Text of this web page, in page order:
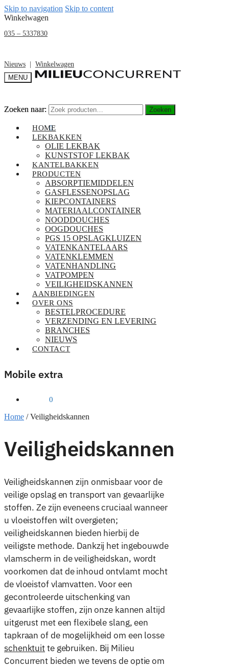
Skip to navigation Skip to content
Winkelwagen
035 – 5337830
Nieuws
Winkelwagen
MENU
Zoeken naar: Zoeken
0,00 0
Zoeken naar: Zoeken
HOME
LEKBAKKEN
OLIE LEKBAK
KUNSTSTOF LEKBAK
KANTELBAKKEN
PRODUCTEN
ABSORPTIEMIDDELEN
GASFLESSENOPSLAG
KIEPCONTAINERS
MATERIAALCONTAINER
NOODDOUCHES
OOGDOUCHES
PGS 15 OPSLAGKLUIZEN
VATENKANTELAARS
VATENKLEMMEN
VATENHANDLING
VATPOMPEN
VEILIGHEIDSKANNEN
AANBIEDINGEN
OVER ONS
BESTELPROCEDURE
VERZENDING EN LEVERING
BRANCHES
NIEUWS
CONTACT
Mobile extra
0
Home /Veiligheidskannen
Veiligheidskannen
Veiligheidskannen zijn onmisbaar voor de
veilige opslag en transport van gevaarlijke
stoffen. Ze zijn eveneens cruciaal wanneer
u vloeistoffen wilt overgieten;
veiligheidskannen bieden hierbij de
veiligste methode. Dankzij het ingebouwde
vlamscherm in de veiligheidskan, wordt
voorkomen dat de inhoud ontvlamt mocht
de vloeistof vlamvatten. Voor een
gecontroleerde uitschenking van
gevaarlijke stoffen, zijn onze kannen altijd
uitgerust met een flexibele slang, een
tapkraan of de mogelijkheid om een losse
schenktuitte gebruiken. Bij Milieu
Concurrent bieden we tevens de optie om